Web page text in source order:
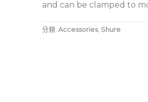
and can be clamped to
分類: Accessories, Shure